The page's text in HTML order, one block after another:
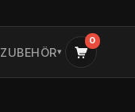
ZUBEHÖR
0